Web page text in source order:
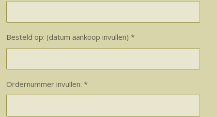
Besteld op: (datum aankoop invullen) *
Ordernummer invullen: *